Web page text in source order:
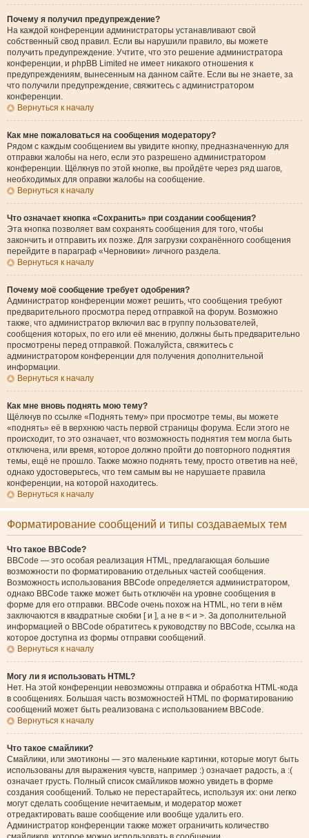
Почему я получил предупреждение?
На каждой конференции администраторы устанавливают свой
собственный свод правил. Если вы нарушили правило, вы можете
получить предупреждение. Учтите, что это решение администратора
конференции, и phpBB Limited не имеет никакого отношения к
предупреждениям, вынесенным на данном сайте. Если вы не знаете, за
что получили предупреждение, свяжитесь с администратором
конференции.
Вернуться к началу
Как мне пожаловаться на сообщения модератору?
Рядом с каждым сообщением вы увидите кнопку, предназначенную для
отправки жалобы на него, если это разрешено администратором
конференции. Щёлкнув по этой кнопке, вы пройдёте через ряд шагов,
необходимых для оправки жалобы на сообщение.
Вернуться к началу
Что означает кнопка «Сохранить» при создании сообщения?
Эта кнопка позволяет вам сохранять сообщения для того, чтобы
закончить и отправить их позже. Для загрузки сохранённого сообщения
перейдите в параграф «Черновики» личного раздела.
Вернуться к началу
Почему моё сообщение требует одобрения?
Администратор конференции может решить, что сообщения требуют
предварительного просмотра перед отправкой на форум. Возможно
также, что администратор включил вас в группу пользователей,
сообщения которых, по его или её мнению, должны быть предварительно
просмотрены перед отправкой. Пожалуйста, свяжитесь с
администратором конференции для получения дополнительной
информации.
Вернуться к началу
Как мне вновь поднять мою тему?
Щёлкнув по ссылке «Поднять тему» при просмотре темы, вы можете
«поднять» её в верхнюю часть первой страницы форума. Если этого не
происходит, то это означает, что возможность поднятия тем могла быть
отключена, или время, которое должно пройти до повторного поднятия
темы, ещё не прошло. Также можно поднять тему, просто ответив на неё,
однако удостоверьтесь, что тем самым вы не нарушаете правила
конференции, на которой находитесь.
Вернуться к началу
Форматирование сообщений и типы создаваемых тем
Что такое BBCode?
BBCode — это особая реализация HTML, предлагающая большие
возможности по форматированию отдельных частей сообщения.
Возможность использования BBCode определяется администратором,
однако BBCode также может быть отключён на уровне сообщения в
форме для его отправки. BBCode очень похож на HTML, но теги в нём
заключаются в квадратные скобки [ и ], а не в < и >. За дополнительной
информацией о BBCode обратитесь к руководству по BBCode, ссылка на
которое доступна из формы отправки сообщений.
Вернуться к началу
Могу ли я использовать HTML?
Нет. На этой конференции невозможны отправка и обработка HTML-кода
в сообщениях. Большая часть возможностей HTML по форматированию
сообщений может быть реализована с использованием BBCode.
Вернуться к началу
Что такое смайлики?
Смайлики, или эмотиконы — это маленькие картинки, которые могут быть
использованы для выражения чувств, например :) означает радость, а :(
означает грусть. Полный список смайликов можно увидеть в форме
создания сообщений. Только не перестарайтесь, используя их: они легко
могут сделать сообщение нечитаемым, и модератор может
отредактировать ваше сообщение или вообще удалить его.
Администратор конференции также может ограничить количество